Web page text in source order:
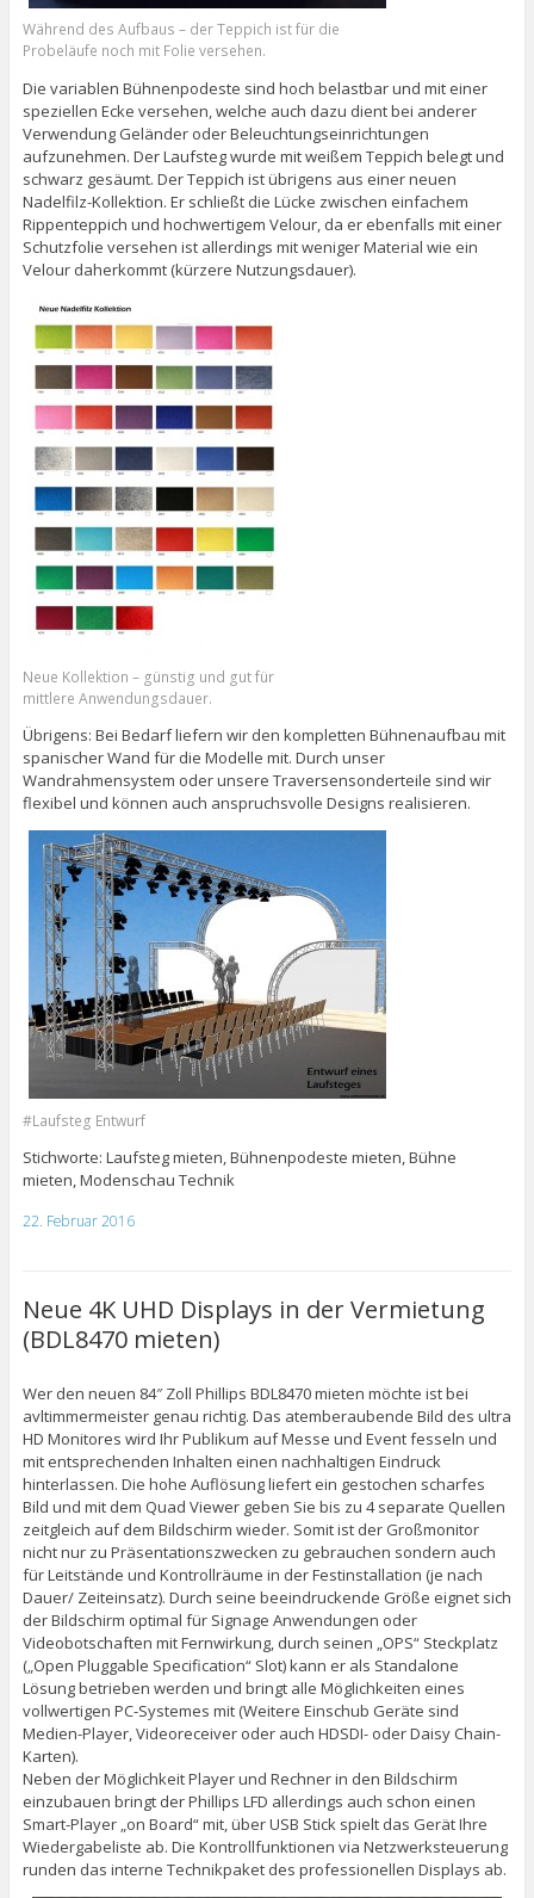
Während des Aufbaus – der Teppich ist für die
Probeläufe noch mit Folie versehen.
Die variablen Bühnenpodeste sind hoch belastbar und mit einer
speziellen Ecke versehen, welche auch dazu dient bei anderer
Verwendung Geländer oder Beleuchtungseinrichtungen
aufzunehmen. Der Laufsteg wurde mit weißem Teppich belegt und
schwarz gesäumt. Der Teppich ist übrigens aus einer neuen
Nadelfilz-Kollektion. Er schließt die Lücke zwischen einfachem
Rippenteppich und hochwertigem Velour, da er ebenfalls mit einer
Schutzfolie versehen ist allerdings mit weniger Material wie ein
Velour daherkommt (kürzere Nutzungsdauer).
Neue Kollektion – günstig und gut für
mittlere Anwendungsdauer.
Übrigens: Bei Bedarf liefern wir den kompletten Bühnenaufbau mit
spanischer Wand für die Modelle mit. Durch unser
Wandrahmensystem oder unsere Traversensonderteile sind wir
flexibel und können auch anspruchsvolle Designs realisieren.
#Laufsteg Entwurf
Stichworte: Laufsteg mieten, Bühnenpodeste mieten, Bühne
mieten, Modenschau Technik
22. Februar 2016
Neue 4K UHD Displays in der Vermietung
(BDL8470 mieten)
Wer den neuen 84″ Zoll Phillips BDL8470 mieten möchte ist bei
avltimmermeister genau richtig. Das atemberaubende Bild des ultra
HD Monitores wird Ihr Publikum auf Messe und Event fesseln und
mit entsprechenden Inhalten einen nachhaltigen Eindruck
hinterlassen. Die hohe Auflösung liefert ein gestochen scharfes
Bild und mit dem Quad Viewer geben Sie bis zu 4 separate Quellen
zeitgleich auf dem Bildschirm wieder. Somit ist der Großmonitor
nicht nur zu Präsentationszwecken zu gebrauchen sondern auch
für Leitstände und Kontrollräume in der Festinstallation (je nach
Dauer/ Zeiteinsatz). Durch seine beeindruckende Größe eignet sich
der Bildschirm optimal für Signage Anwendungen oder
Videobotschaften mit Fernwirkung, durch seinen „OPS“ Steckplatz
(„Open Pluggable Specification“ Slot) kann er als Standalone
Lösung betrieben werden und bringt alle Möglichkeiten eines
vollwertigen PC-Systemes mit (Weitere Einschub Geräte sind
Medien-Player, Videoreceiver oder auch HDSDI- oder Daisy Chain-
Karten).
Neben der Möglichkeit Player und Rechner in den Bildschirm
einzubauen bringt der Phillips LFD allerdings auch schon einen
Smart-Player „on Board“ mit, über USB Stick spielt das Gerät Ihre
Wiedergabeliste ab. Die Kontrollfunktionen via Netzwerksteuerung
runden das interne Technikpaket des professionellen Displays ab.